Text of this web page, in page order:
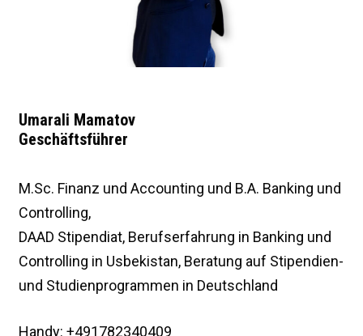
Umarali Mamatov
Geschäftsführer
M.Sc. Finanz und Accounting und B.A. Banking und
Controlling,
DAAD Stipendiat, Berufserfahrung in Banking und
Controlling in Usbekistan, Beratung auf Stipendien-
und Studienprogrammen in Deutschland
Handy: +491782340409